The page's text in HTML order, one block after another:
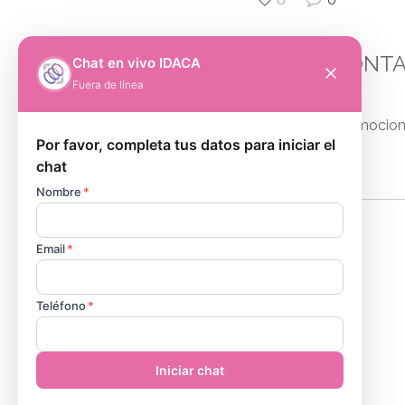
¡YA
¡Estamos
Quiénes Somos
Responsabilidad Social